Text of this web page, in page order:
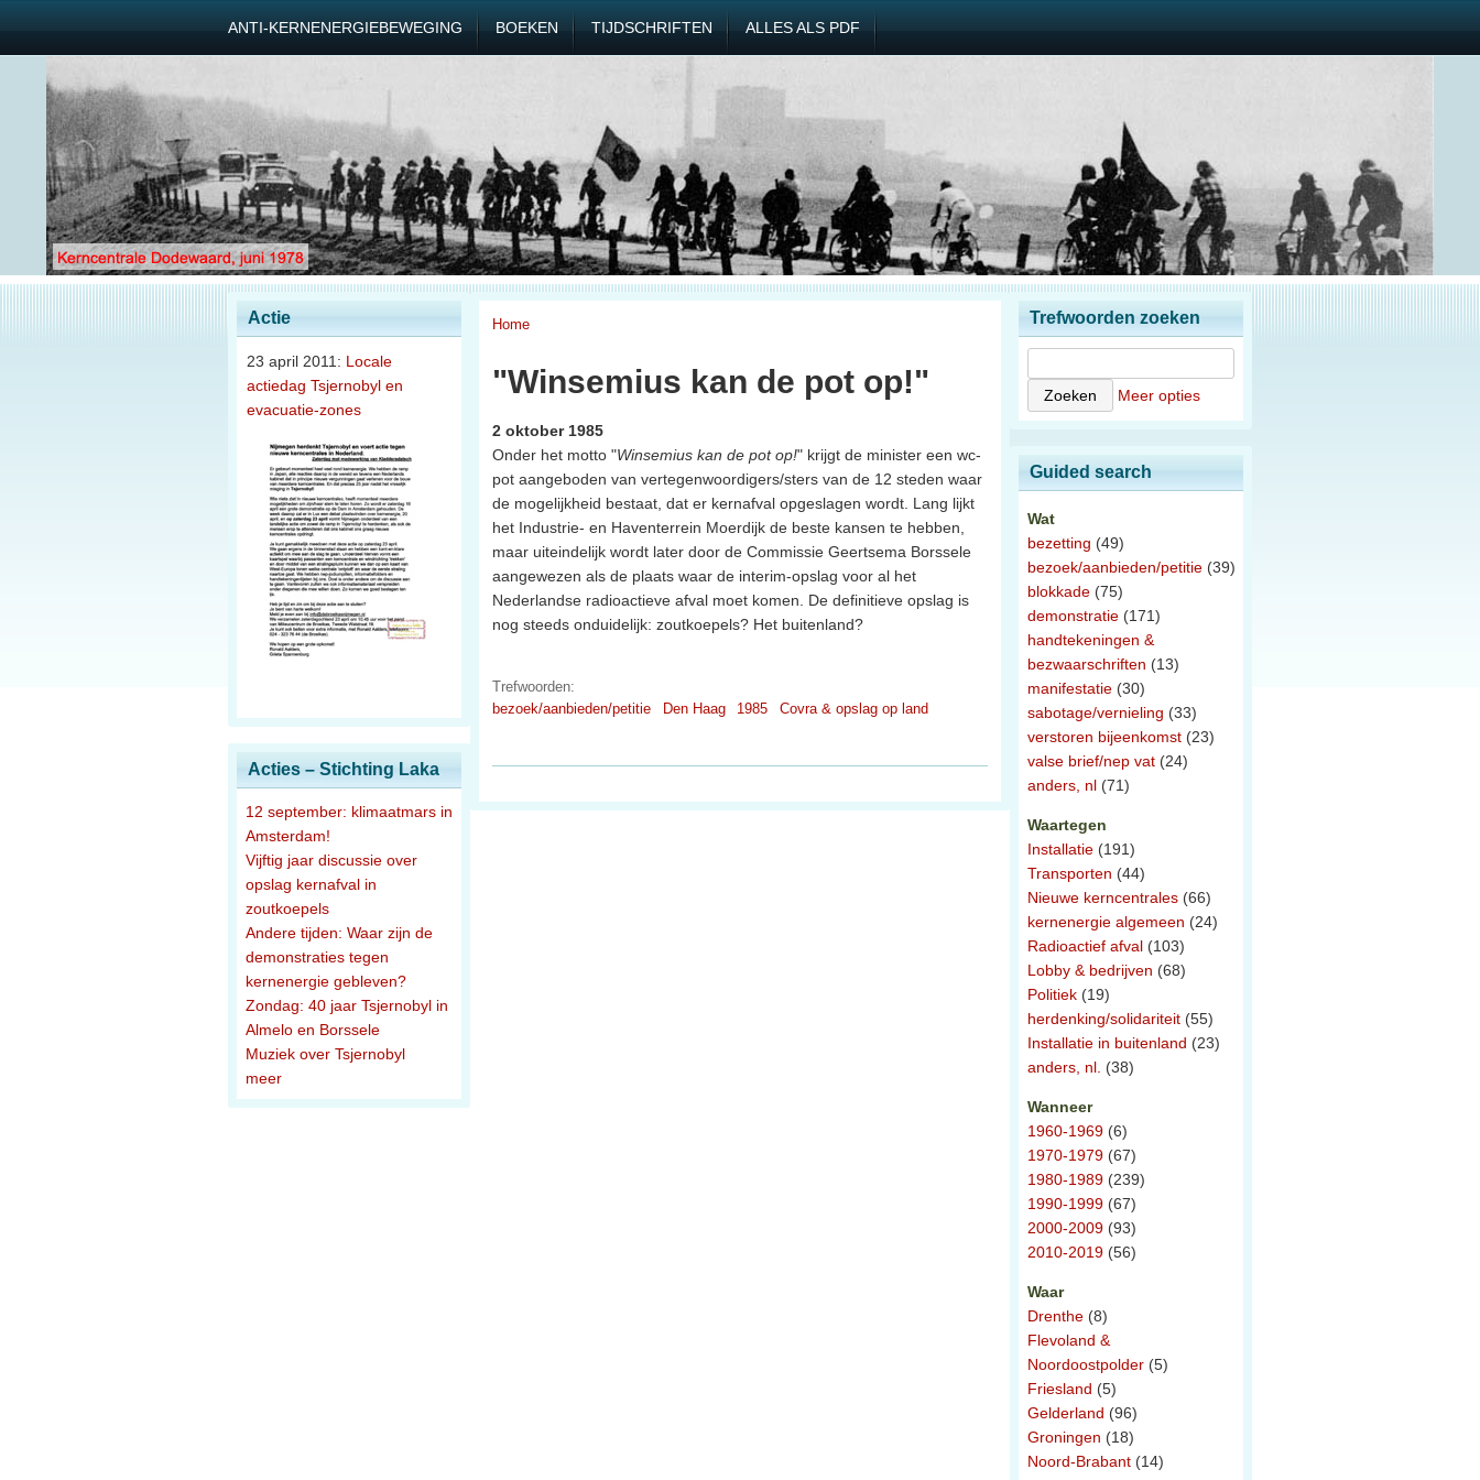
ANTI-KERNENERGIEBEWEGING BOEKEN TIJDSCHRIFTEN ALLES ALS PDF
Actie
23 april 2011: Locale
actiedag Tsjernobyl en
evacuatie-zones
Acties – Stichting Laka
12 september: klimaatmars in
Amsterdam!
Vijftig jaar discussie over
opslag kernafval in
zoutkoepels
Andere tijden: Waar zijn de
demonstraties tegen
kernenergie gebleven?
Zondag: 40 jaar Tsjernobyl in
Almelo en Borssele
Muziek over Tsjernobyl
meer
Home
"Winsemius kan de pot op!"
2 oktober 1985
Onder het motto "Winsemius kan de pot op!" krijgt de minister een wc-
pot aangeboden van vertegenwoordigers/sters van de 12 steden waar
de mogelijkheid bestaat, dat er kernafval opgeslagen wordt. Lang lijkt
het Industrie- en Haventerrein Moerdijk de beste kansen te hebben,
maar uiteindelijk wordt later door de Commissie Geertsema Borssele
aangewezen als de plaats waar de interim-opslag voor al het
Nederlandse radioactieve afval moet komen. De definitieve opslag is
nog steeds onduidelijk: zoutkoepels? Het buitenland?
Trefwoorden:
bezoek/aanbieden/petitie
Den Haag 1985 Covra & opslag op land
Trefwoorden zoeken
Meer opties
Guided search
Wat
bezetting (49)
bezoek/aanbieden/petitie (39)
blokkade (75)
demonstratie (171)
handtekeningen &
bezwaarschriften (13)
manifestatie (30)
sabotage/vernieling (33)
verstoren bijeenkomst (23)
valse brief/nep vat (24)
anders, nl (71)
Waartegen
Installatie (191)
Transporten (44)
Nieuwe kerncentrales (66)
kernenergie algemeen (24)
Radioactief afval (103)
Lobby & bedrijven (68)
Politiek (19)
herdenking/solidariteit (55)
Installatie in buitenland (23)
anders, nl. (38)
Wanneer
1960-1969 (6)
1970-1979 (67)
1980-1989 (239)
1990-1999 (67)
2000-2009 (93)
2010-2019 (56)
Waar
Drenthe (8)
Flevoland &
Noordoostpolder (5)
Friesland (5)
Gelderland (96)
Groningen (18)
Noord-Brabant (14)